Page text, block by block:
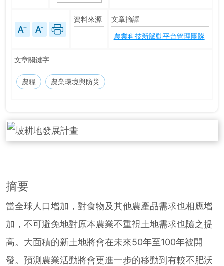
資料來源
文章摘譯
農業科技新脈動平台管理團隊
文章關鍵字
農糧 農業環境與防災
摘要
當全球人口增加，對食物及其他農產品需求也相應增
加，不可避免地對原本農業不重視土地需求也隨之提
高。大面積的新土地將會在未來50年至100年被開
發。預測農業活動將會更進一步的移動到有較不肥沃